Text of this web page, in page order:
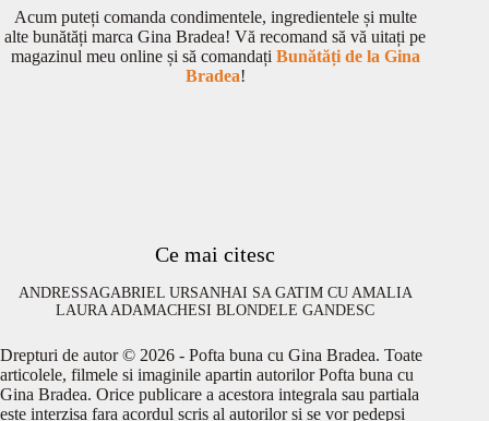
Acum puteți comanda condimentele, ingredientele și multe
alte bunătăți marca Gina Bradea! Vă recomand să vă uitați pe
magazinul meu online și să comandați Bunătăți de la Gina
Bradea!
Ce mai citesc
ANDRESSAGABRIEL URSANHAI SA GATIM CU AMALIA
LAURA ADAMACHESI BLONDELE GANDESC
Drepturi de autor © 2026 - Pofta buna cu Gina Bradea. Toate
articolele, filmele si imaginile apartin autorilor Pofta buna cu
Gina Bradea. Orice publicare a acestora integrala sau partiala
este interzisa fara acordul scris al autorilor si se vor pedepsi